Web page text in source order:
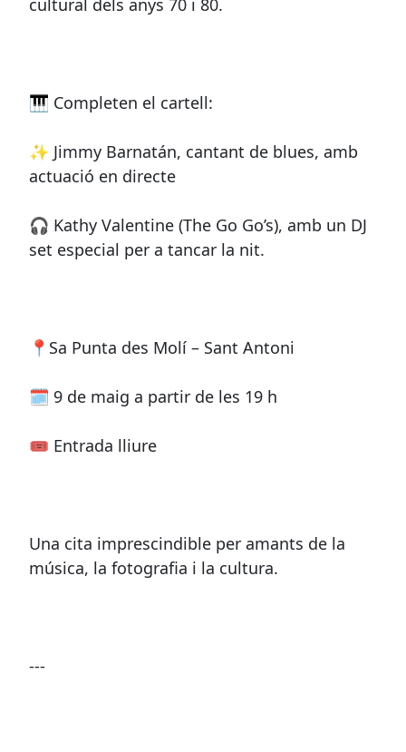
cultural dels anys 70 i 80.
🎹 Completen el cartell:
✨ Jimmy Barnatán, cantant de blues, amb
actuació en directe
🎧 Kathy Valentine (The Go Go’s), amb un DJ
set especial per a tancar la nit.
📍Sa Punta des Molí – Sant Antoni
🗓 9 de maig a partir de les 19 h
🎟 Entrada lliure
Una cita imprescindible per amants de la
música, la fotografia i la cultura.
---